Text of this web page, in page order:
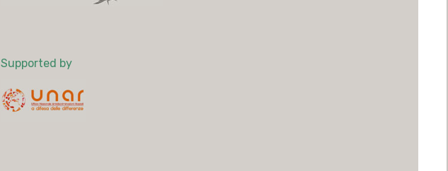
Supported by